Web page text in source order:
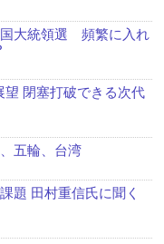
国大統領選 頻繁に入れ
望 閉塞打破できる次代
五輪、台湾
題 田村重信氏に聞く